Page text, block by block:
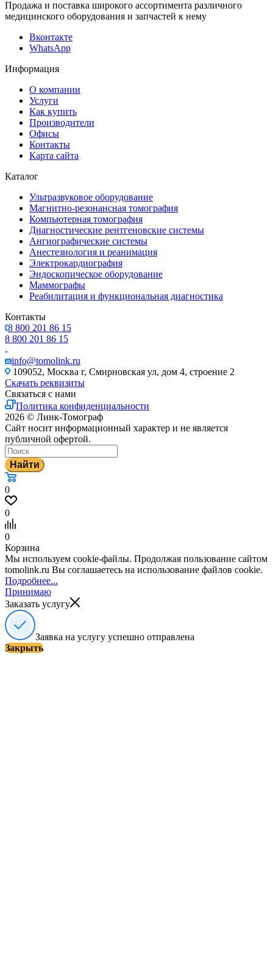
Продажа и поставка широкого ассортимента различного
медицинского оборудования и запчастей к нему
Вконтакте
WhatsApp
Информация
О компании
Услуги
Как купить
Производители
Офисы
Контакты
Карта сайта
Каталог
Ультразвуковое оборудование
Магнитно-резонансная томография
Компьютерная томография
Диагностические рентгеновские системы
Ангиографические системы
Анестезиология и реанимация
Электрокардиография
Эндоскопическое оборудование
Маммографы
Реабилитация и функциональная диагностика
Контакты
8 800 201 86 15
8 800 201 86 15
info@tomolink.ru
109052, Москва г, Смирновская ул, дом 4, строение 2
Скачать реквизиты
Связаться с нами
Политика конфиденциальности
2026 © Линк-Томограф
Сайт носит информационный характер и не является
публичной офертой.
Найти
0
0
0
Корзина
Мы используем cookie-файлы. Продолжая пользование сайтом
tomolink.ru Вы соглашаетесь на использование файлов cookie.
Подробнее...
Принимаю
Заказать услугу
Заявка на услугу успешно отправлена
Закрыть